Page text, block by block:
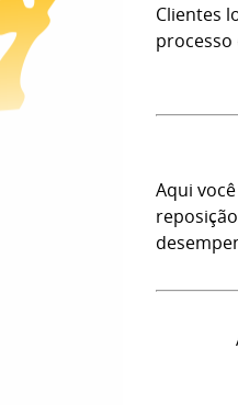
Clientes
processo
Aqui